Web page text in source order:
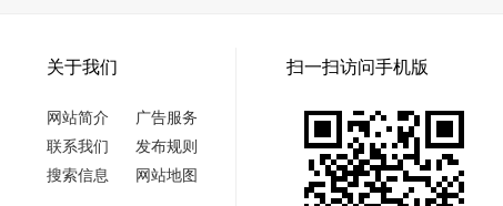
关于我们
网站简介
广告服务
联系我们
发布规则
搜索信息
网站地图
扫一扫访问手机版